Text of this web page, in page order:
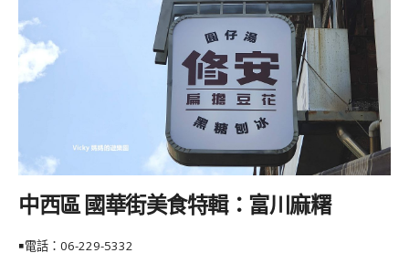
中西區 國華街美食特輯：富川麻糬
￭電話： 06-229-5332